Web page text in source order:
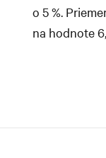
o 5 %.
na hodnote